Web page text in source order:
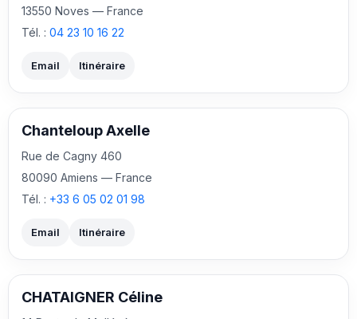
13550 Noves — France
Tél. : 04 23 10 16 22
Email Itinéraire
Chanteloup Axelle
Rue de Cagny 460
80090 Amiens — France
Tél. : +33 6 05 02 01 98
Email Itinéraire
CHATAIGNER Céline